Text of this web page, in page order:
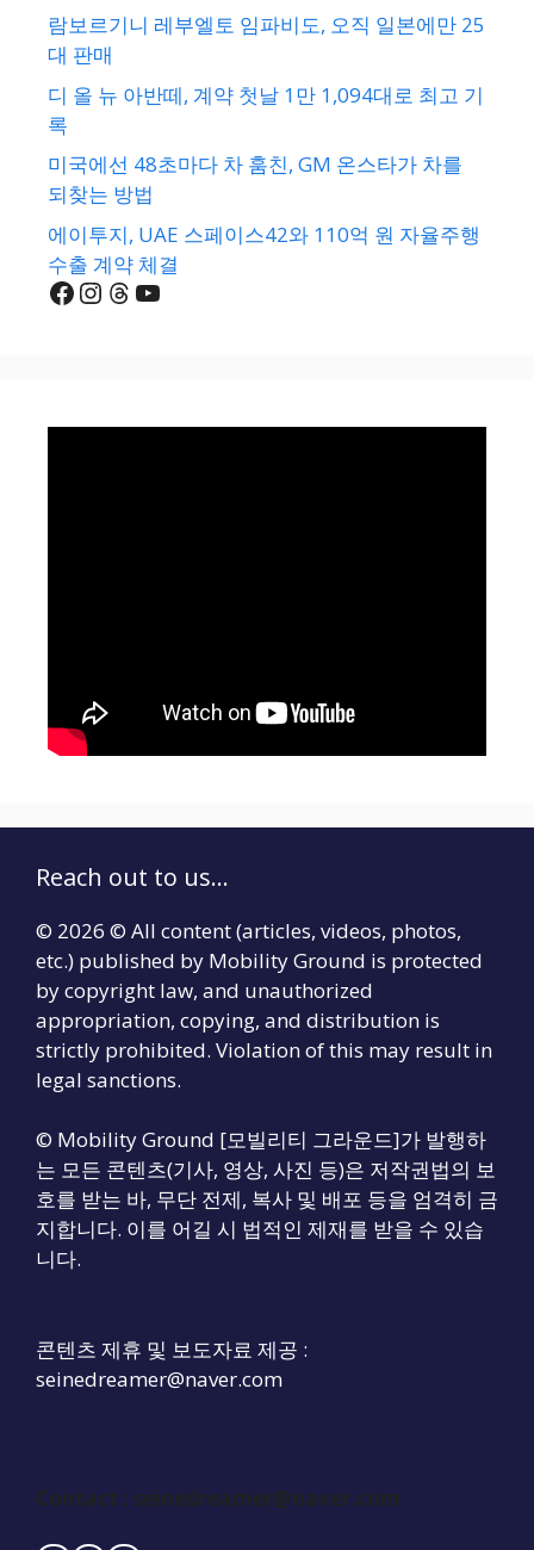
람보르기니 레부엘토 임파비도, 오직 일본에만 25
대 판매
디 올 뉴 아반떼, 계약 첫날 1만 1,094대로 최고 기
록
미국에선 48초마다 차 훔친, GM 온스타가 차를
되찾는 방법
에이투지, UAE 스페이스42와 110억 원 자율주행
수출 계약 체결
Facebook
Instagram
Threads
YouTube
Reach out to us...
© 2026 © All content (articles, videos, photos,
etc.) published by Mobility Ground is protected
by copyright law, and unauthorized
appropriation, copying, and distribution is
strictly prohibited. Violation of this may result in
legal sanctions.
© Mobility Ground [모빌리티 그라운드]가 발행하
는 모든 콘텐츠(기사, 영상, 사진 등)은 저작권법의 보
호를 받는 바, 무단 전제, 복사 및 배포 등을 엄격히 금
지합니다. 이를 어길 시 법적인 제재를 받을 수 있습
니다.
콘텐츠 제휴 및 보도자료 제공 :
seinedreamer@naver.com
Contact : seinedreamer@naver.com